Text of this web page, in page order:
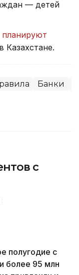
— детей
планируют
Казахстане.
Банки
с
полугодие с
более 95 млн